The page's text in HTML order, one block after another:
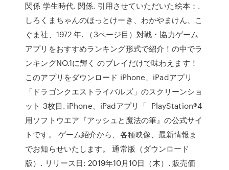
関係 学生時代. 関係. 引用させていただいた絵本：.
しろくまちゃんのほっとけーき、わかやまけん、こ
ぐま社、1972 年. （3ページ目）対戦・協力ゲーム
アプリをおすすめランキング形式で紹介！の中でラ
ンキングNO.1に輝く のプレイだけで味わえます！
このアプリをダウンロード iPhone、iPadアプリ
「ドラゴンクエストライバルズ」のスクリーンショ
ット 3枚目. iPhone、iPadアプリ「 PlayStation®4
用ソフトウエア『アッシュと魔法の筆』の公式サイ
トです。 ゲーム紹介から、各種映像、最新情報ま
でお知らせいたします。 通常版（ダウンロード
版）. リリース日: 2019年10月10日（木）. 販売価